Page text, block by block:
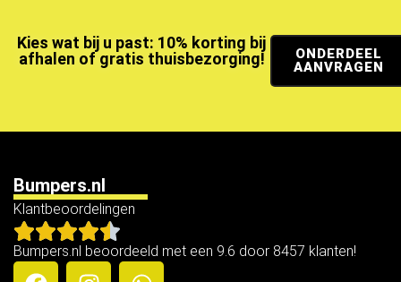
Kies wat bij u past: 10% korting bij
afhalen of gratis thuisbezorging!
ONDERDEEL
AANVRAGEN
Bumpers.nl
Klantbeoordelingen
Bumpers.nl beoordeeld met een 9.6 door 8457 klanten!